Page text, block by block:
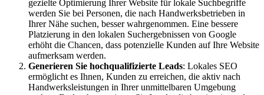
gezielte Optimierung Ihrer Website für lokale Suchbegriffe
werden Sie bei Personen, die nach Handwerksbetrieben in
Ihrer Nähe suchen, besser wahrgenommen. Eine bessere
Platzierung in den lokalen Suchergebnissen von Google
erhöht die Chancen, dass potenzielle Kunden auf Ihre Website
aufmerksam werden.
Generieren Sie hochqualifizierte Leads: Lokales SEO
ermöglicht es Ihnen, Kunden zu erreichen, die aktiv nach
Handwerksleistungen in Ihrer unmittelbaren Umgebung